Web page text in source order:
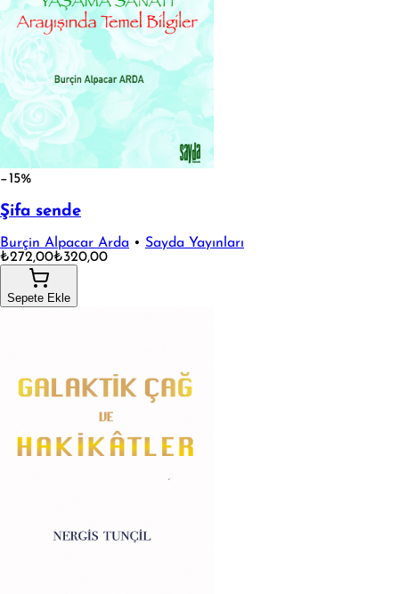
−15%
Şifa sende
Burçin Alpacar Arda • Sayda Yayınları
₺272,00₺320,00
Sepete Ekle